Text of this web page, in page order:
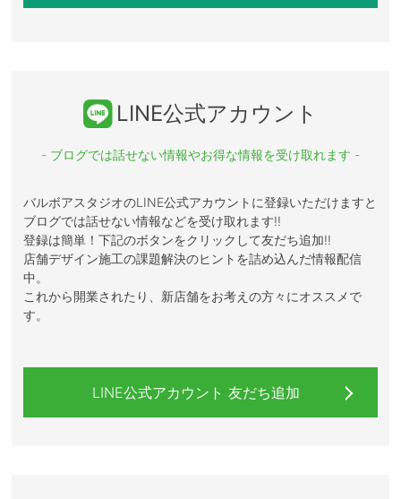
LINE公式アカウント
- ブログでは話せない情報やお得な情報を受け取れます -
バルボアスタジオのLINE公式アカウントに登録いただけますと
ブログでは話せない情報などを受け取れます!!
登録は簡単！下記のボタンをクリックして友だち追加!!
店舗デザイン施工の課題解決のヒントを詰め込んだ情報配信
中。
これから開業されたり、新店舗をお考えの方々にオススメで
す。
LINE公式アカウント 友だち追加